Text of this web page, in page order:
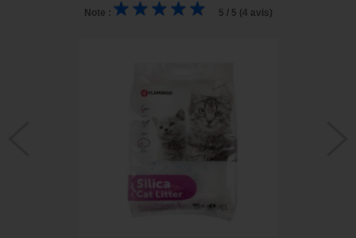
Note : 5 / 5 (4 avis)